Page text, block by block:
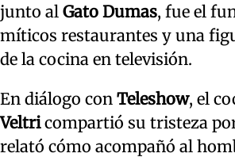
junto al Gato Dumas, fue el
míticos restaurantes y una
de la cocina en televisión.
En diálogo con Teleshow, el
Veltricompartió su tristeza
relató cómo acompañó al